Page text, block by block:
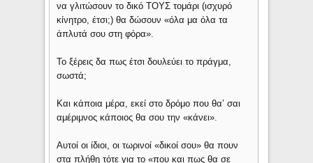
να γλιτώσουν το δικό ΤΟΥΣ τομάρι (ισχυρό
κίνητρο, έτσι;) θα δώσουν «όλα μα όλα τα
άπλυτά σου στη φόρα».
Το ξέρεις δα πως έτσι δουλεύει το πράγμα,
σωστά;
Και κάποια μέρα, εκεί στο δρόμο που θα’ σαι
αμέριμνος κάποιος θα σου την «κάνει».
Αυτοί οι ίδιοι, οι τωρινοί «δικοί σου» θα πουν
στα πλήθη τότε για το «που και πως θα σε